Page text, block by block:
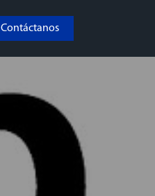
Contáctanos